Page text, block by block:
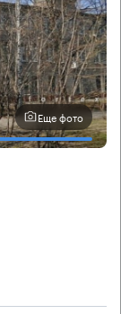
Еще фото